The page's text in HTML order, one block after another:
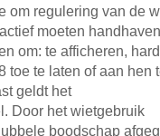
om regulering van de
moeten
om: te afficheren,
toe te laten of aan hen
geldt het
Door het wietgebruik
boodschap